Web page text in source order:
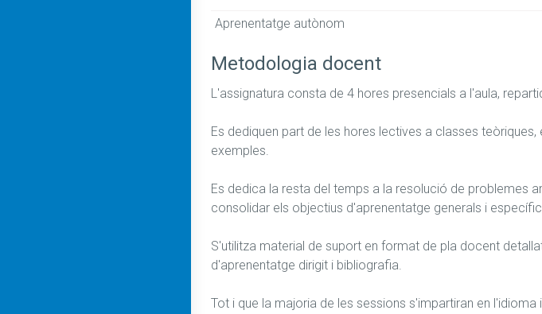
Aprenentatge autònom
Metodologia docent
L'assignatura consta de 4 hores presencials a l'aula,
Es dediquen part de les hores lectives a classes
exemples.
Es dedica la resta del temps a la resolució de problemes
consolidar els objectius d'aprenentatge generals i
S'utilitza material de suport en format de pla docent
d'aprenentatge dirigit i bibliografia.
Tot i que la majoria de les sessions s'impartiran en